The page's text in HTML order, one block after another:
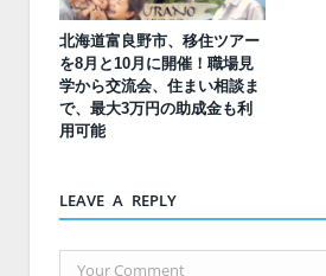
北海道富良野市、移住ツアー
を8月と10月に開催！職場見
学から交流会、住まい相談ま
で、最大3万円の助成金も利
用可能
LEAVE A REPLY